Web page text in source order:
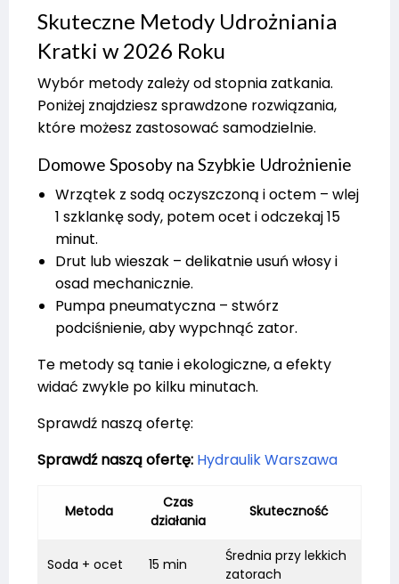
Skuteczne Metody Udrożniania
Kratki w 2026 Roku
Wybór metody zależy od stopnia zatkania.
Poniżej znajdziesz sprawdzone rozwiązania,
które możesz zastosować samodzielnie.
Domowe Sposoby na Szybkie Udrożnienie
Wrzątek z sodą oczyszczoną i octem – wlej
1 szklankę sody, potem ocet i odczekaj 15
minut.
Drut lub wieszak – delikatnie usuń włosy i
osad mechanicznie.
Pumpa pneumatyczna – stwórz
podciśnienie, aby wypchnąć zator.
Te metody są tanie i ekologiczne, a efekty
widać zwykle po kilku minutach.
Sprawdź naszą ofertę:
Sprawdź naszą ofertę: Hydraulik Warszawa
Metoda
Czas
działania
Skuteczność
Soda + ocet 15 min
Średnia przy lekkich
zatorach